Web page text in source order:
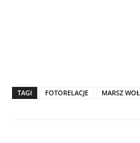
TAGI FOTORELACJE MARSZ